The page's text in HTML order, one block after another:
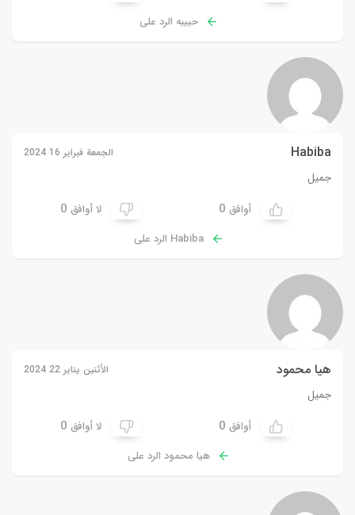
حبيبه الرد على
Habiba الجمعة فبراير 16 2024
جميل
أوافق 0 لا أوافق 0
Habiba الرد على
هيا محمود الأثنين يناير 22 2024
جميل
أوافق 0 لا أوافق 0
هيا محمود الرد على